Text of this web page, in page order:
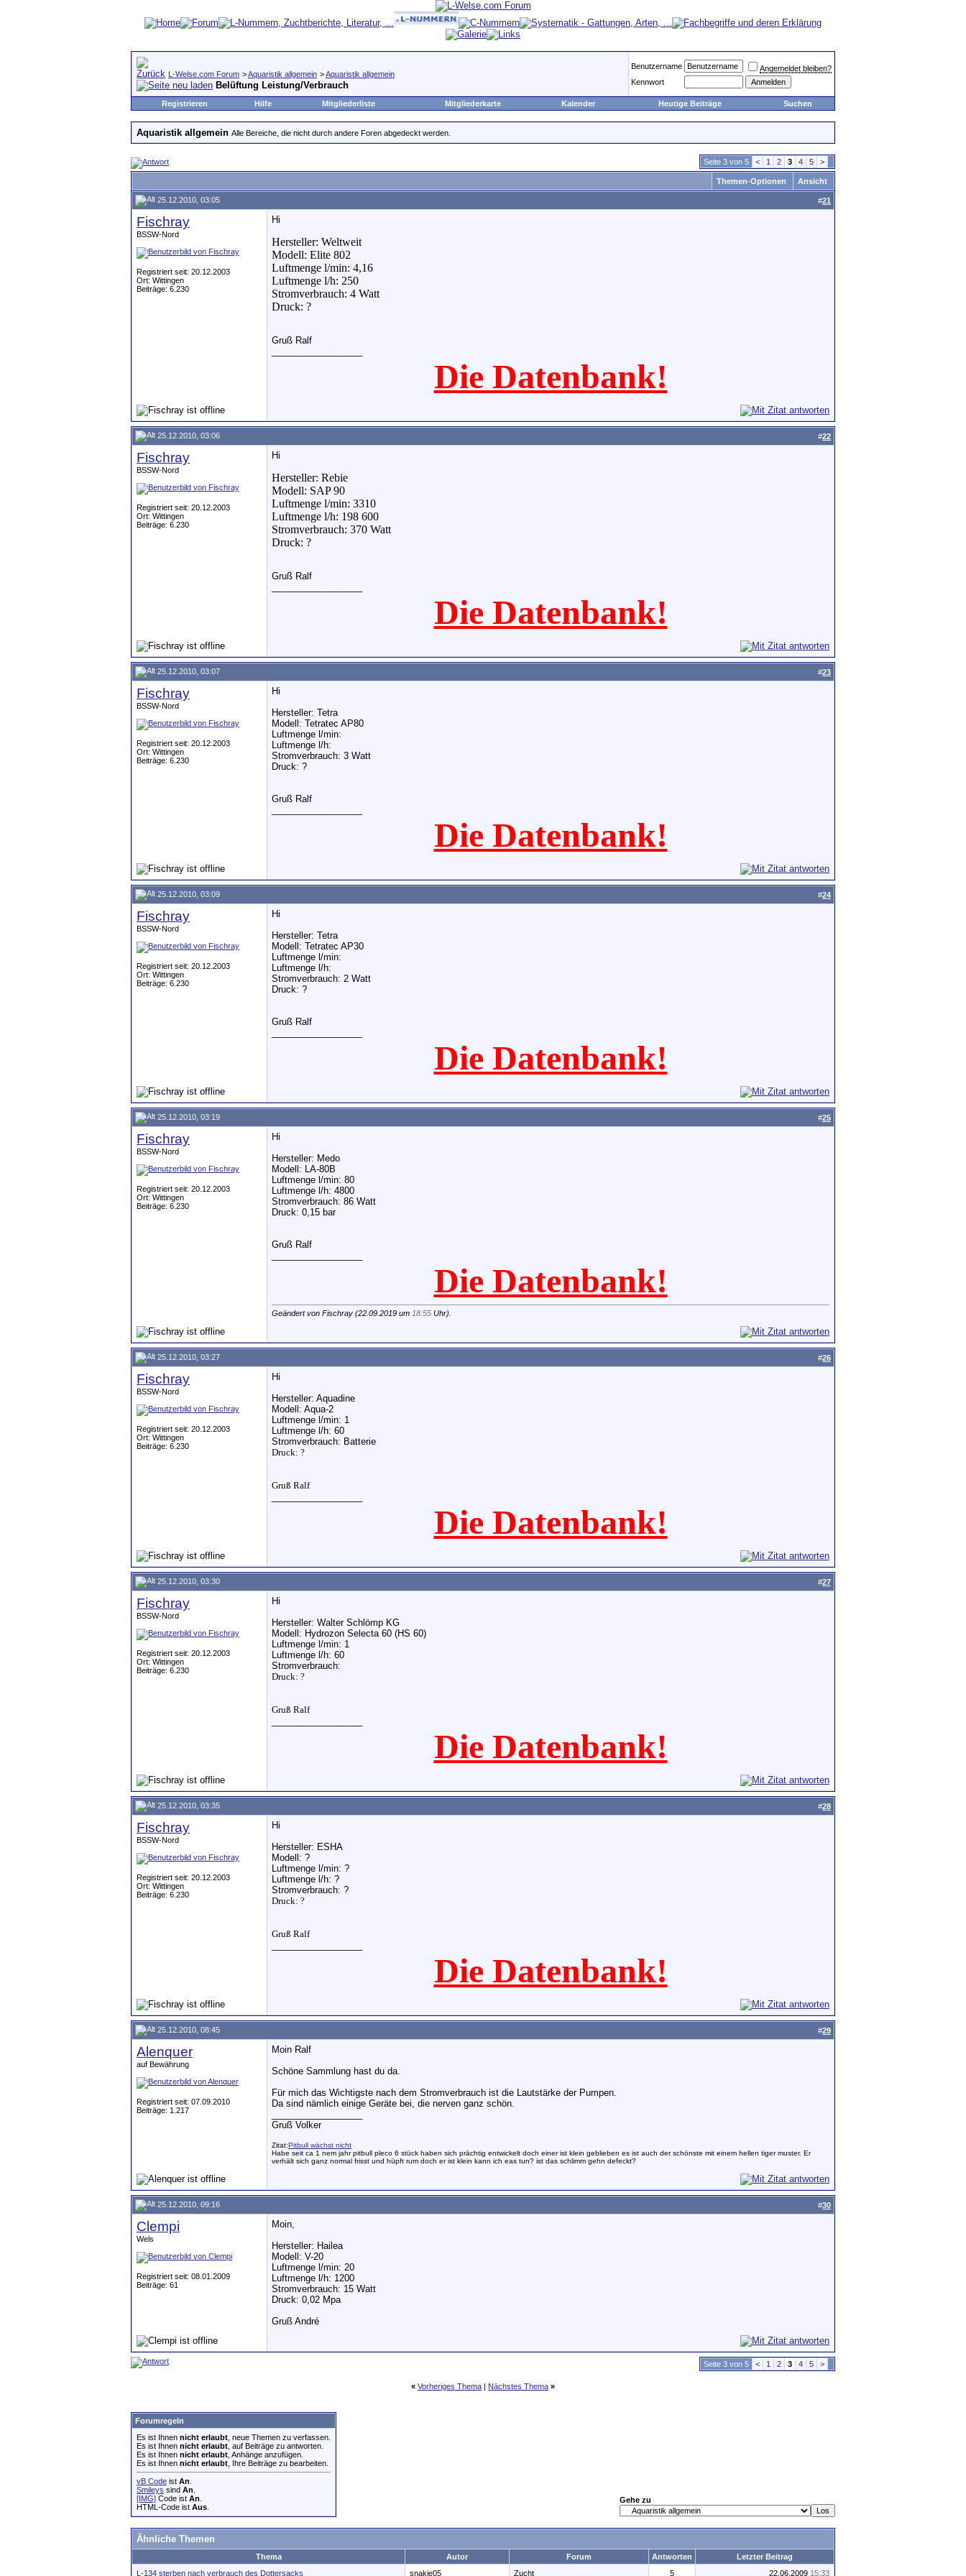
L-Welse.com Forum >Aquaristik allgemein >Aquaristik allgemein
Belüftung Leistung/Verbrauch
Benutzername
Angemeldet bleiben?
Kennwort
Registrieren Hilfe Mitgliederliste Mitgliederkarte Kalender Heutige Beiträge Suchen
Aquaristik allgemein Alle Bereiche, die nicht durch andere Foren abgedeckt werden.
Seite 3 von 5 < 1 2 3 4 5 >
Themen-Optionen Ansicht
25.12.2010, 03:05 #21
Fischray
BSSW-Nord
Registriert seit: 20.12.2003
Ort: Wittingen
Beiträge: 6.230
Hi
Hersteller: Weltweit
Modell: Elite 802
Luftmenge l/min: 4,16
Luftmenge l/h: 250
Stromverbrauch: 4 Watt
Druck: ?
Gruß Ralf
Die Datenbank!
25.12.2010, 03:06 #22
Fischray
BSSW-Nord
Registriert seit: 20.12.2003
Ort: Wittingen
Beiträge: 6.230
Hi
Hersteller: Rebie
Modell: SAP 90
Luftmenge l/min: 3310
Luftmenge l/h: 198 600
Stromverbrauch: 370 Watt
Druck: ?
Gruß Ralf
Die Datenbank!
25.12.2010, 03:07 #23
Fischray
BSSW-Nord
Registriert seit: 20.12.2003
Ort: Wittingen
Beiträge: 6.230
Hi
Hersteller: Tetra
Modell: Tetratec AP80
Luftmenge l/min:
Luftmenge l/h:
Stromverbrauch: 3 Watt
Druck: ?
Gruß Ralf
Die Datenbank!
25.12.2010, 03:09 #24
Fischray
BSSW-Nord
Registriert seit: 20.12.2003
Ort: Wittingen
Beiträge: 6.230
Hi
Hersteller: Tetra
Modell: Tetratec AP30
Luftmenge l/min:
Luftmenge l/h:
Stromverbrauch: 2 Watt
Druck: ?
Gruß Ralf
Die Datenbank!
25.12.2010, 03:19 #25
Fischray
BSSW-Nord
Registriert seit: 20.12.2003
Ort: Wittingen
Beiträge: 6.230
Hi
Hersteller: Medo
Modell: LA-80B
Luftmenge l/min: 80
Luftmenge l/h: 4800
Stromverbrauch: 86 Watt
Druck: 0,15 bar
Gruß Ralf
Die Datenbank!
Geändert von Fischray (22.09.2019 um 18:55 Uhr).
25.12.2010, 03:27 #26
Fischray
BSSW-Nord
Registriert seit: 20.12.2003
Ort: Wittingen
Beiträge: 6.230
Hi
Hersteller: Aquadine
Modell: Aqua-2
Luftmenge l/min: 1
Luftmenge l/h: 60
Stromverbrauch: Batterie
Druck: ?
Gruß Ralf
Die Datenbank!
25.12.2010, 03:30 #27
Fischray
BSSW-Nord
Registriert seit: 20.12.2003
Ort: Wittingen
Beiträge: 6.230
Hi
Hersteller: Walter Schlömp KG
Modell: Hydrozon Selecta 60 (HS 60)
Luftmenge l/min: 1
Luftmenge l/h: 60
Stromverbrauch:
Druck: ?
Gruß Ralf
Die Datenbank!
25.12.2010, 03:35 #28
Fischray
BSSW-Nord
Registriert seit: 20.12.2003
Ort: Wittingen
Beiträge: 6.230
Hi
Hersteller: ESHA
Modell: ?
Luftmenge l/min: ?
Luftmenge l/h: ?
Stromverbrauch: ?
Druck: ?
Gruß Ralf
Die Datenbank!
25.12.2010, 08:45 #29
Alenquer
auf Bewährung
Registriert seit: 07.09.2010
Beiträge: 1.217
Moin Ralf
Schöne Sammlung hast du da.
Für mich das Wichtigste nach dem Stromverbrauch ist die Lautstärke der Pumpen.
Da sind nämlich einige Geräte bei, die nerven ganz schön.
Gruß Volker
Zitat:Pitbull wächst nicht
Habe seit ca 1 nem jahr pitbull pleco 6 stück haben sich prächtig entwickelt doch einer ist klein geblieben es ist auch der schönste mit einem hellen tiger muster. Er
verhält sich ganz normal frisst und hüpft rum doch er ist klein kann ich eas tun? ist das schlimm gehn defeckt?
25.12.2010, 09:16 #30
Clempi
Wels
Registriert seit: 08.01.2009
Beiträge: 61
Moin,
Hersteller: Hailea
Modell: V-20
Luftmenge l/min: 20
Luftmenge l/h: 1200
Stromverbrauch: 15 Watt
Druck: 0,02 Mpa
Gruß André
Seite 3 von 5 < 1 2 3 4 5 >
« Vorheriges Thema | Nächstes Thema »
Forumregeln
Es ist Ihnen nicht erlaubt , neue Themen zu verfassen.
Es ist Ihnen nicht erlaubt , auf Beiträge zu antworten.
Es ist Ihnen nicht erlaubt , Anhänge anzufügen.
Es ist Ihnen nicht erlaubt , Ihre Beiträge zu bearbeiten.
vB Code ist An
Smileys sind An
[IMG] Code ist An
HTML-Code ist Aus
Gehe zu
Ähnliche Themen
Thema Autor Forum Antworten
Letzter Beitrag
L-134 sterben nach verbrauch des Dottersacks
snakie05 Zucht 5 22.06.2009 15:33